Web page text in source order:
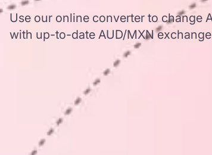
Use our online converter to change
with up-to-date AUD/MXN